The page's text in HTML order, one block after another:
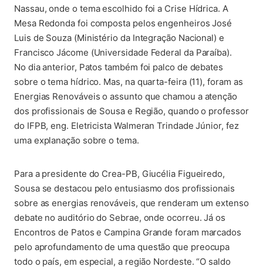
Nassau, onde o tema escolhido foi a Crise Hídrica. A
Mesa Redonda foi composta pelos engenheiros José
Luis de Souza (Ministério da Integração Nacional) e
Francisco Jácome (Universidade Federal da Paraíba).
No dia anterior, Patos também foi palco de debates
sobre o tema hídrico. Mas, na quarta-feira (11), foram as
Energias Renováveis o assunto que chamou a atenção
dos profissionais de Sousa e Região, quando o professor
do IFPB, eng. Eletricista Walmeran Trindade Júnior, fez
uma explanação sobre o tema.
Para a presidente do Crea-PB, Giucélia Figueiredo,
Sousa se destacou pelo entusiasmo dos profissionais
sobre as energias renováveis, que renderam um extenso
debate no auditório do Sebrae, onde ocorreu. Já os
Encontros de Patos e Campina Grande foram marcados
pelo aprofundamento de uma questão que preocupa
todo o país, em especial, a região Nordeste. “O saldo